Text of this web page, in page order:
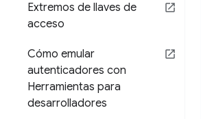
Extremos de llaves de
acceso
Cómo emular
autenticadores con
Herramientas para
desarrolladores